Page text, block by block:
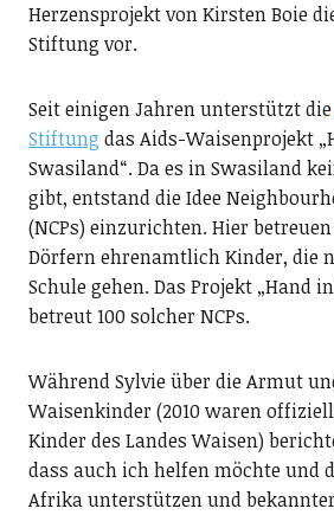
Herzensprojekt von Kirsten Boie
Stiftung vor.
Seit einigen Jahren unterstützt die
Stiftung das Aids-Waisenprojekt
Swasiland“. Da es in Swasiland
gibt, entstand die Idee
(NCPs) einzurichten. Hier
Dörfern ehrenamtlich Kinder, die
Schule gehen. Das Projekt „Hand
betreut 100 solcher NCPs.
Während Sylvie über die Armut
Waisenkinder (2010 waren
Kinder des Landes Waisen)
dass auch ich helfen möchte und
Afrika unterstützen und